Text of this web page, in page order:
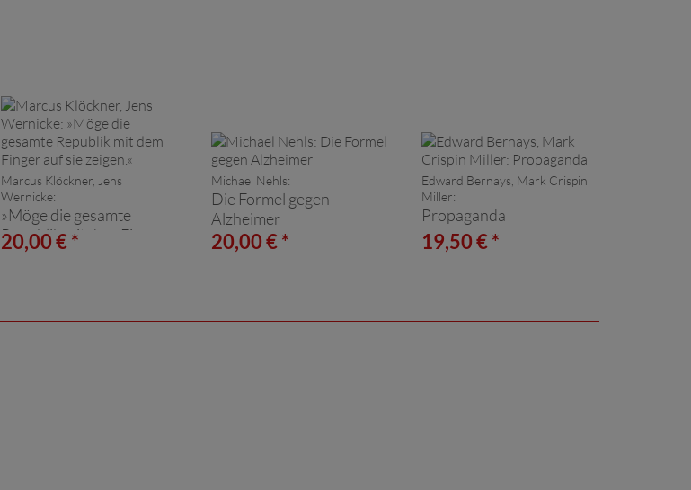
Marcus Klöckner, Jens
Wernicke:
»Möge die gesamte
Republik mit dem Finger
auf sie zeigen.«
20,00 € *
Michael Nehls:
Die Formel gegen
Alzheimer
20,00 € *
Edward Bernays, Mark Crispin
Miller:
Propaganda
19,50 € *